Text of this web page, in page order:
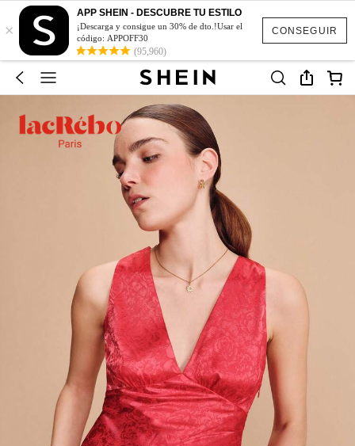
CONSEGUIR
×
APP SHEIN - DESCUBRE TU ESTILO
¡Descarga y consigue un 30% de dto.!Usar el
código: APPOFF30
(95,960)